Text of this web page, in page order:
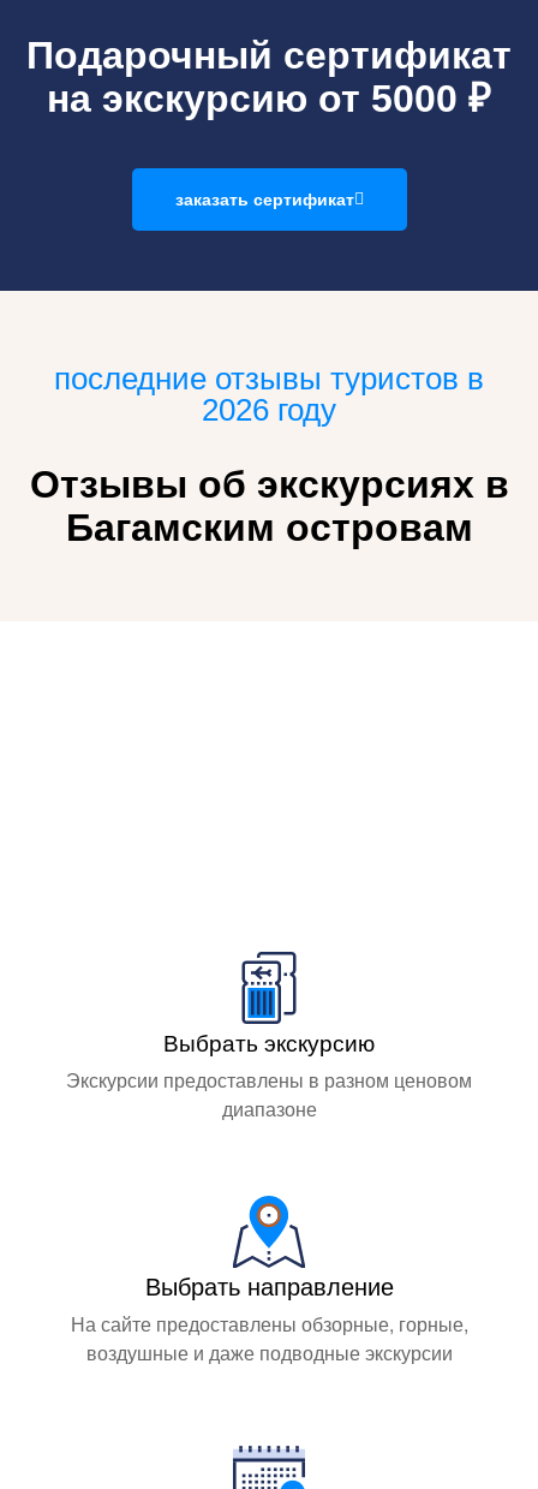
Подарочный сертификат
на экскурсию от 5000 ₽
заказать сертификат
последние отзывы туристов в
2026 году
Отзывы об экскурсиях в
Багамским островам
Выбрать экскурсию
Экскурсии предоставлены в разном ценовом
диапазоне
Выбрать направление
На сайте предоставлены обзорные, горные,
воздушные и даже подводные экскурсии